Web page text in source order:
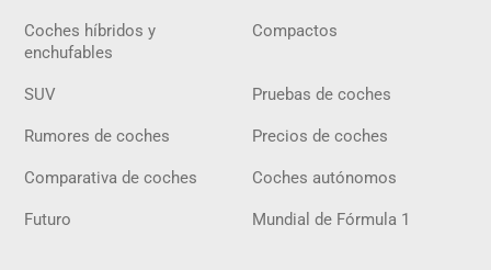
Coches híbridos y
enchufables
Compactos
SUV Pruebas de coches
Rumores de coches Precios de coches
Comparativa de coches Coches autónomos
Futuro Mundial de Fórmula 1